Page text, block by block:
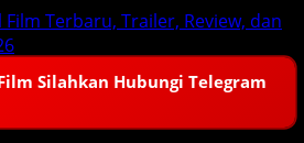
Silahkan Hubungi Telegram